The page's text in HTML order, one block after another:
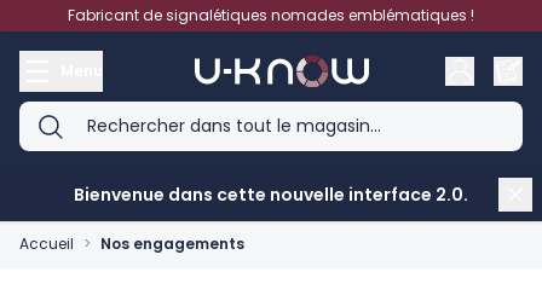
Aller au contenuFabricant de signalétiques nomades emblématiques !
Bienvenue dans cette nouvelle interface 2.0.
Accueil > Nos engagements